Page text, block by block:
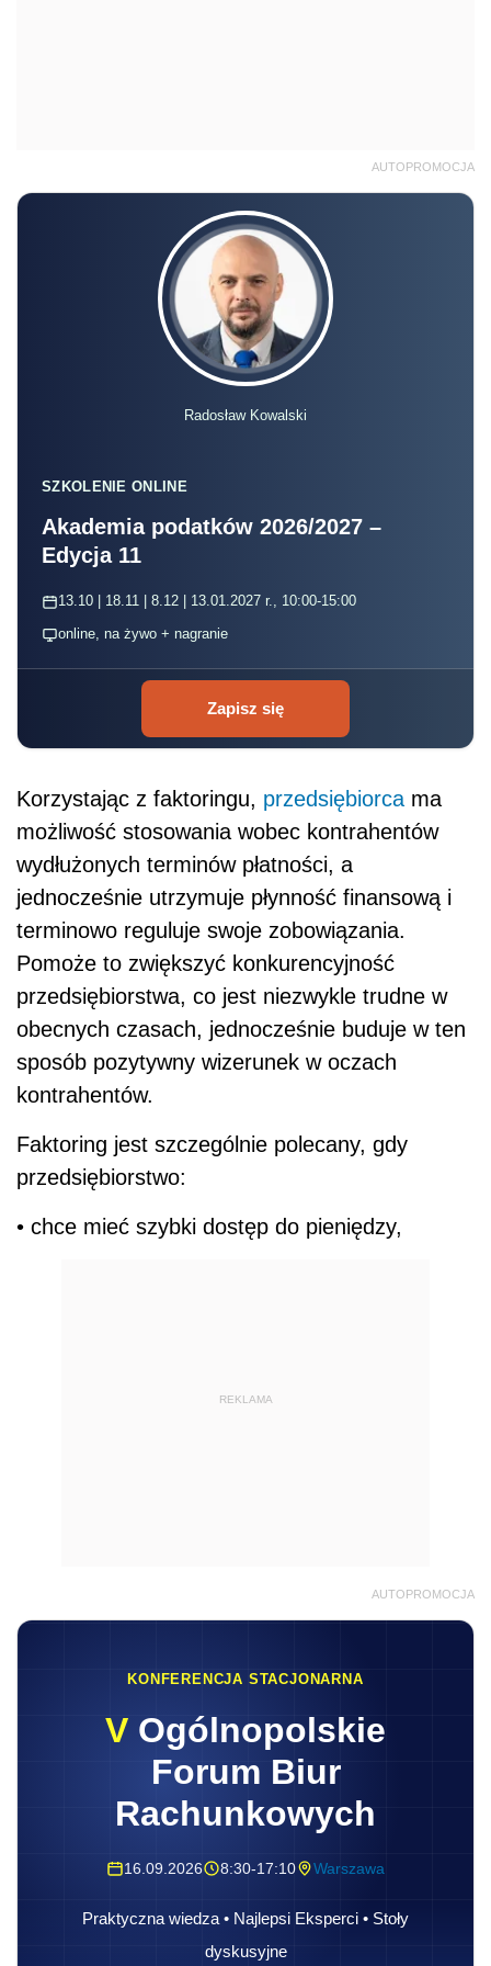
AUTOPROMOCJA
Radosław Kowalski
SZKOLENIE ONLINE
Akademia podatków 2026/2027 –
Edycja 11
13.10 | 18.11 | 8.12 | 13.01.2027 r., 10:00-15:00
online, na żywo + nagranie
Zapisz się
Korzystając z faktoringu, przedsiębiorca ma
możliwość stosowania wobec kontrahentów
wydłużonych terminów płatności, a
jednocześnie utrzymuje płynność finansową i
terminowo reguluje swoje zobowiązania.
Pomoże to zwiększyć konkurencyjność
przedsiębiorstwa, co jest niezwykle trudne w
obecnych czasach, jednocześnie buduje w ten
sposób pozytywny wizerunek w oczach
kontrahentów.
Faktoring jest szczególnie polecany, gdy
przedsiębiorstwo:
• chce mieć szybki dostęp do pieniędzy,
REKLAMA
AUTOPROMOCJA
KONFERENCJA STACJONARNA
V Ogólnopolskie
Forum Biur
Rachunkowych
16.09.2026 8:30-17:10 Warszawa
Praktyczna wiedza • Najlepsi Eksperci • Stoły
dyskusyjne